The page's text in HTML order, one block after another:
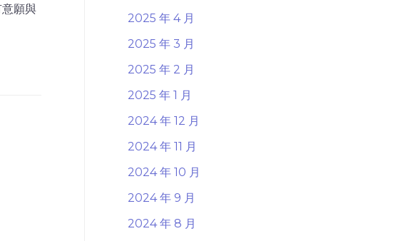
願與
2025 年 4 月
2025 年 3 月
2025 年 2 月
2025 年 1 月
2024 年 12 月
2024 年 11 月
2024 年 10 月
2024 年 9 月
2024 年 8 月